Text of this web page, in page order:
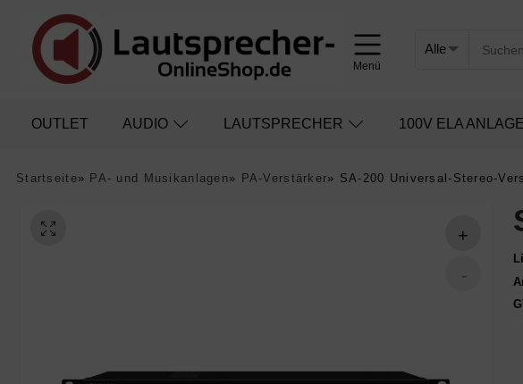
Menü
OUTLET AUDIO LAUTSPRECHER 100V ELA
Startseite» PA- und Musikanlagen » PA-Verstärker» SA-200 Universal-Stereo-